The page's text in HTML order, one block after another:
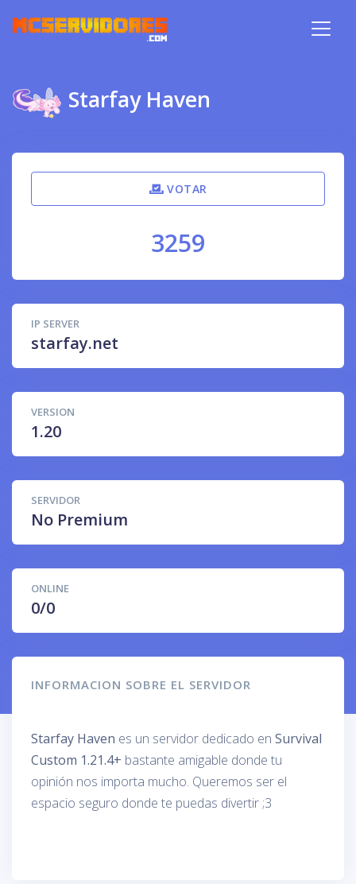
Starfay Haven
IP SERVER
starfay.net
VERSION
1.20
SERVIDOR
No Premium
ONLINE
0/0
VOTAR
3259
INFORMACION SOBRE EL SERVIDOR
Starfay Haven es un servidor dedicado en Survival
Custom 1.21.4+ bastante amigable donde tu
opinión nos importa mucho. Queremos ser el
espacio seguro donde te puedas divertir ;3